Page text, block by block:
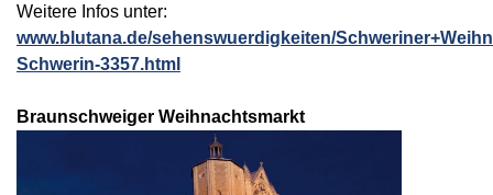
Weitere Infos unter:
www.blutana.de/sehenswuerdigkeiten/
Schwerin-3357.html
Braunschweiger Weihnachtsmarkt